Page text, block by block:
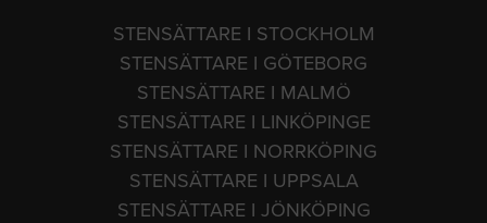
STENSÄTTARE I STOCKHOLM
STENSÄTTARE I GÖTEBORG
STENSÄTTARE I MALMÖ
STENSÄTTARE I LINKÖPINGE
STENSÄTTARE I NORRKÖPING
STENSÄTTARE I UPPSALA
STENSÄTTARE I JÖNKÖPING